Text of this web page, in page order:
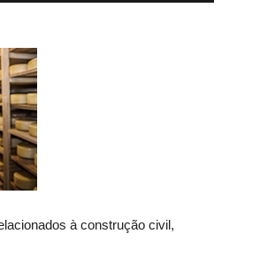
à construção civil,